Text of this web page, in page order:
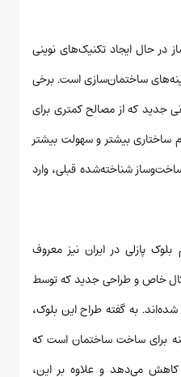
حال ایجاد تکنیک‌های نوینی
ساختمان‌سازی است. برخی
جدید که از مصالح کمتری برای
ساختاری بیشتر و سهولت بیشتر
شناخته‌شده قبلی، وارد
پازلی در ایران نیز معروف
خاص و طراحی جدید که توسط
به گفته طراح این بلوک،
برای ساخت ساختمان است که
را تا ۵۰ درصد کاهش می‌دهد و علاوه بر این،